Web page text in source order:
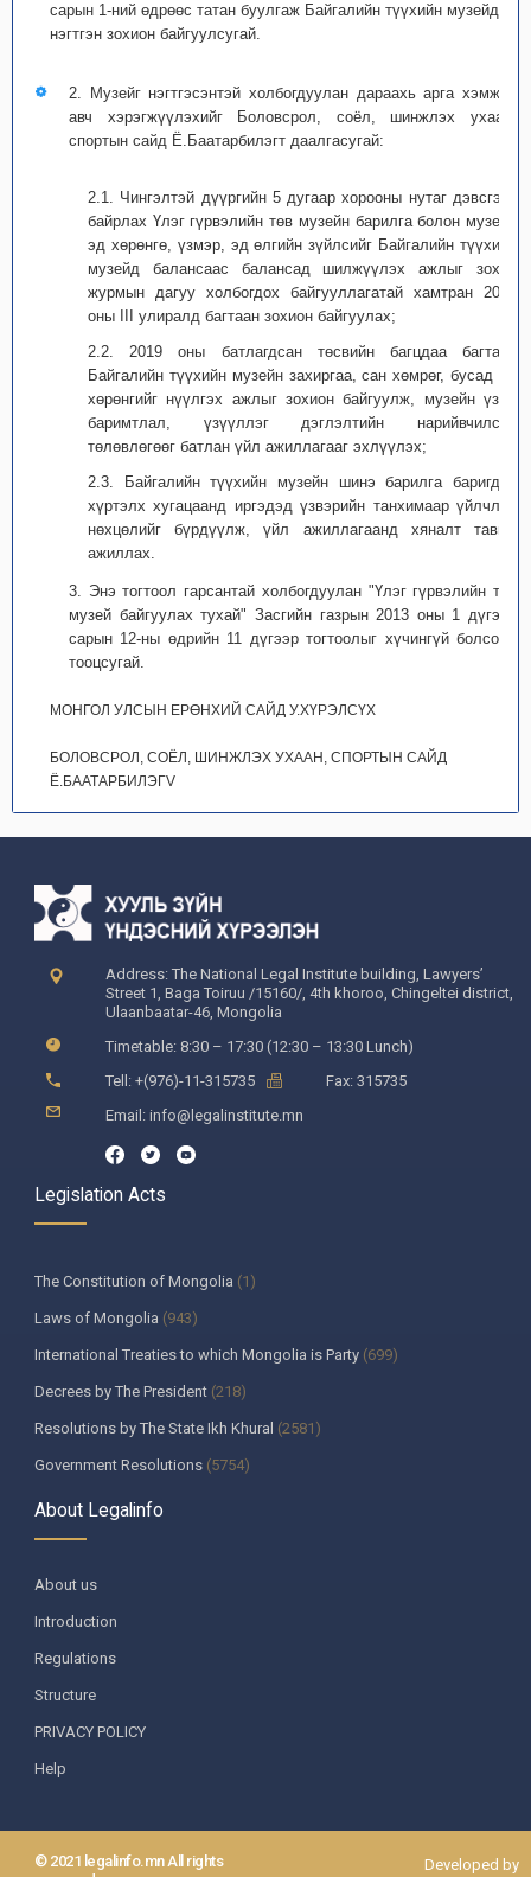
сарын 1-ний өдрөөс татан буулгаж Байгалийн түүхийн музейд
нэгтгэн зохион байгуулсугай.
2. Музейг нэгтгэсэнтэй холбогдуулан дараахь арга хэмжээ
авч хэрэгжүүлэхийг Боловсрол, соёл, шинжлэх ухаан,
спортын сайд Ё.Баатарбилэгт даалгасугай:
2.1. Чингэлтэй дүүргийн 5 дугаар хорооны нутаг дэвсгэрт
байрлах Үлэг гүрвэлийн төв музейн барилга болон музейн
эд хөрөнгө, үзмэр, эд өлгийн зүйлсийг Байгалийн түүхийн
музейд балансаас балансад шилжүүлэх ажлыг зохих
журмын дагуу холбогдох байгууллагатай хамтран 2019
оны III улиралд багтаан зохион байгуулах;
2.2. 2019 оны батлагдсан төсвийн багцдаа багтаан
Байгалийн түүхийн музейн захиргаа, сан хөмрөг, бусад эд
хөрөнгийг нүүлгэх ажлыг зохион байгуулж, музейн үзэл
баримтлал, үзүүллэг дэглэлтийн нарийвчилсан
төлөвлөгөөг батлан үйл ажиллагааг эхлүүлэх;
2.3. Байгалийн түүхийн музейн шинэ барилга баригдах
хүртэлх хугацаанд иргэдэд үзвэрийн танхимаар үйлчлэх
нөхцөлийг бүрдүүлж, үйл ажиллагаанд хяналт тавьж
ажиллах.
3. Энэ тогтоол гарсантай холбогдуулан "Үлэг гүрвэлийн төв
музей байгуулах тухай" Засгийн газрын 2013 оны 1 дүгээр
сарын 12-ны өдрийн 11 дүгээр тогтоолыг хүчингүй болсонд
тооцсугай.
МОНГОЛ УЛСЫН ЕРӨНХИЙ САЙД У.ХҮРЭЛСҮХ
БОЛОВСРОЛ, СОЁЛ, ШИНЖЛЭХ УХААН, СПОРТЫН САЙД
Ё.БААТАРБИЛЭГV
Address: The National Legal Institute building, Lawyers’
Street 1, Baga Toiruu /15160/, 4th khoroo, Chingeltei district,
Ulaanbaatar-46, Mongolia
Timetable: 8:30 – 17:30 (12:30 – 13:30 Lunch)
Tell: +(976)-11-315735
Fax: 315735
Email: info@legalinstitute.mn
Legislation Acts
The Constitution of Mongolia (1)
Laws of Mongolia (943)
International Treaties to which Mongolia is Party (699)
Decrees by The President (218)
Resolutions by The State Ikh Khural (2581)
Government Resolutions (5754)
Decisions by The Constitutional Court of Mongolia
Resolutions by The State Supreme Court
Decisions by The Heads of the bodies appointed by The Parliament
(130)
Ministerial decrees
Regulations by government agencies
Хууль, хяналтын байгууллага
Organizations exercising state functions under contract or in
accordance of law
Orders by the Governors of the provinces, The capital city
About Legalinfo
About us
Introduction
Regulations
Structure
PRIVACY POLICY
Help
© 2021 legalinfo.mn All rights
Developed by